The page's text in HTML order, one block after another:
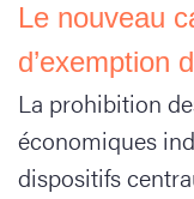
Le nouveau
d’exemption
La prohibition
économiques
dispositifs